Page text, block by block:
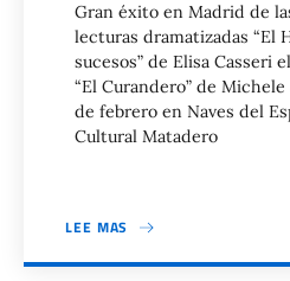
Gran éxito en Madrid de
lecturas dramatizadas “El
sucesos” de Elisa Casseri
“El Curandero” de Michele
de febrero en Naves del
Cultural Matadero
LEE MAS